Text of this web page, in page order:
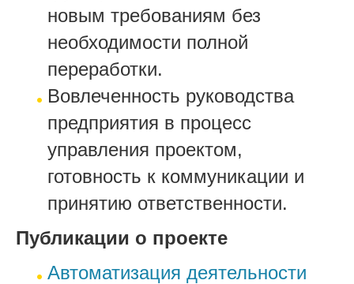
новым требованиям без
необходимости полной
переработки.
Вовлеченность руководства
предприятия в процесс
управления проектом,
готовность к коммуникации и
принятию ответственности.
Публикации о проекте
Автоматизация деятельности